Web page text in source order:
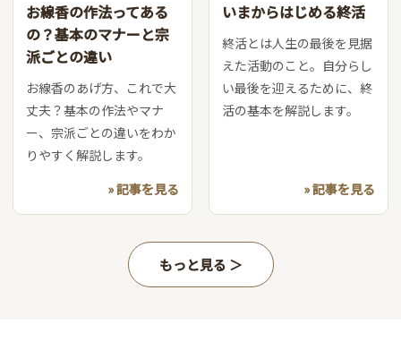
お線香の作法ってある
の？基本のマナーと宗
派ごとの違い
お線香のあげ方、これで大
丈夫？基本の作法やマナ
ー、宗派ごとの違いをわか
りやすく解説します。
» 記事を見る
いまからはじめる終活
終活とは人生の最後を見据
えた活動のこと。自分らし
い最後を迎えるために、終
活の基本を解説します。
» 記事を見る
もっと見る